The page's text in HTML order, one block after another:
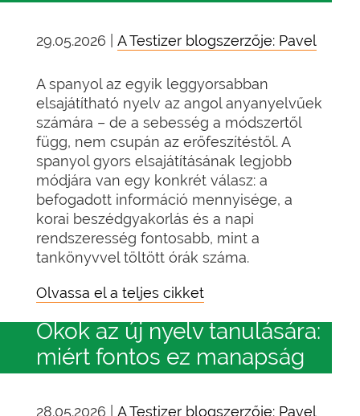
29.05.2026 | A Testizer blogszerzője: Pavel
A spanyol az egyik leggyorsabban
elsajátítható nyelv az angol anyanyelvűek
számára – de a sebesség a módszertől
függ, nem csupán az erőfeszítéstől. A
spanyol gyors elsajátításának legjobb
módjára van egy konkrét válasz: a
befogadott információ mennyisége, a
korai beszédgyakorlás és a napi
rendszeresség fontosabb, mint a
tankönyvvel töltött órák száma.
Olvassa el a teljes cikket
Okok az új nyelv tanulására:
miért fontos ez manapság
28.05.2026 | A Testizer blogszerzője: Pavel